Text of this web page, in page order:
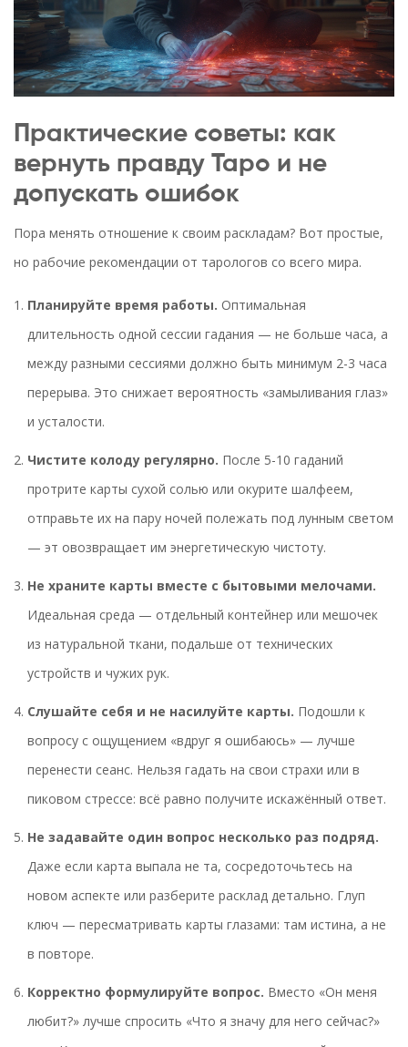
Практические советы: как
вернуть правду Таро и не
допускать ошибок
Пора менять отношение к своим раскладам? Вот простые,
но рабочие рекомендации от тарологов со всего мира.
Планируйте время работы. Оптимальная
длительность одной сессии гадания — не больше часа, а
между разными сессиями должно быть минимум 2-3 часа
перерыва. Это снижает вероятность «замыливания глаз»
и усталости.
Чистите колоду регулярно. После 5-10 гаданий
протрите карты сухой солью или окурите шалфеем,
отправьте их на пару ночей полежать под лунным светом
— эт овозвращает им энергетическую чистоту.
Не храните карты вместе с бытовыми мелочами.
Идеальная среда — отдельный контейнер или мешочек
из натуральной ткани, подальше от технических
устройств и чужих рук.
Слушайте себя и не насилуйте карты. Подошли к
вопросу с ощущением «вдруг я ошибаюсь» — лучше
перенести сеанс. Нельзя гадать на свои страхи или в
пиковом стрессе: всё равно получите искажённый ответ.
Не задавайте один вопрос несколько раз подряд.
Даже если карта выпала не та, сосредоточьтесь на
новом аспекте или разберите расклад детально. Глуп
ключ — пересматривать карты глазами: там истина, а не
в повторе.
Корректно формулируйте вопрос. Вместо «Он меня
любит?» лучше спросить «Что я значу для него сейчас?»